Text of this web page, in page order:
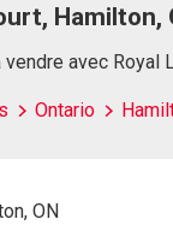
Hamilton,
avec Royal
Ontario